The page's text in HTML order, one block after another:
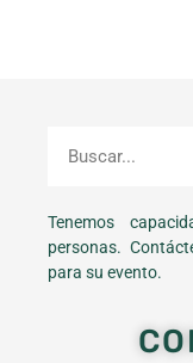
Tenemos
personas.
para su evento.